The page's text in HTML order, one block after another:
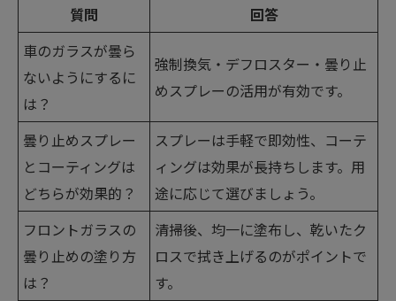
質問
回答
車のガラスが曇ら
ないようにするに
は？
強制換気・デフロスター・曇り止
めスプレーの活用が有効です。
曇り止めスプレー
とコーティングは
どちらが効果的？
スプレーは手軽で即効性、コーテ
ィングは効果が長持ちします。用
途に応じて選びましょう。
フロントガラスの
曇り止めの塗り方
は？
清掃後、均一に塗布し、乾いたク
ロスで拭き上げるのがポイントで
す。